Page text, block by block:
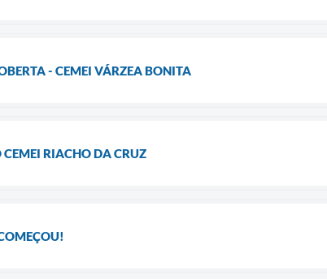
- CEMEI VÁRZEA BONITA
RIACHO DA CRUZ